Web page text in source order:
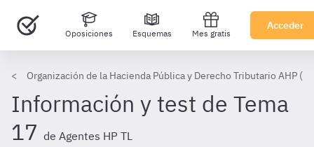
Oposiciones Esquemas Mes gratis
Acceder
Organización de la Hacienda Pública y Derecho Tributario AHP
Información y test de Tema
17 de Agentes HP TL